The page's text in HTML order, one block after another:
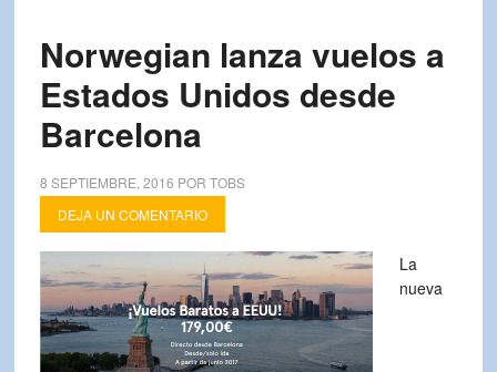
Norwegian lanza vuelos a
Estados Unidos desde
Barcelona
8 SEPTIEMBRE, 2016 POR TOBS
DEJA UN COMENTARIO
La
nueva